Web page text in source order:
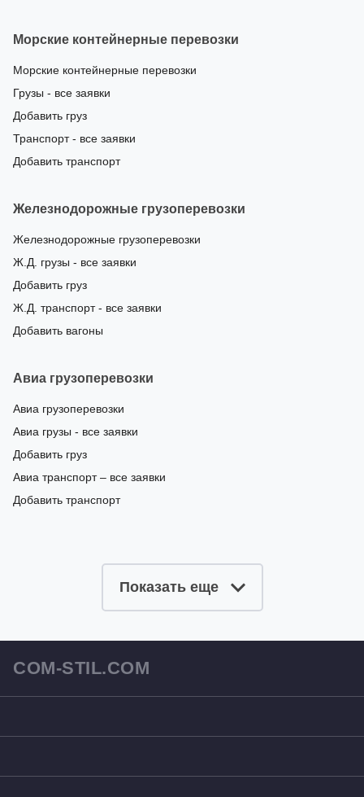
Морские контейнерные перевозки
Морские контейнерные перевозки
Грузы - все заявки
Добавить груз
Транспорт - все заявки
Добавить транспорт
Железнодорожные грузоперевозки
Железнодорожные грузоперевозки
Ж.Д. грузы - все заявки
Добавить груз
Ж.Д. транспорт - все заявки
Добавить вагоны
Авиа грузоперевозки
Авиа грузоперевозки
Авиа грузы - все заявки
Добавить груз
Авиа транспорт – все заявки
Добавить транспорт
Показать еще
COM-STIL.COM